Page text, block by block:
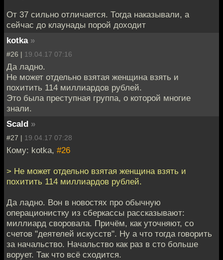
От 37 сильно отличается. Тогда наказывали, а
сейчас до клаунады порой доходит
kotka »
#26 | 19.04.17 07:16
Да ладно.
Не может отдельно взятая женщина взять и
похитить 114 миллиардов рублей.
Это была преступная группа, о которой многие
знали.
Scald »
#27 | 19.04.17 07:28
Кому: kotka, #26
> Не может отдельно взятая женщина взять и
похитить 114 миллиардов рублей.
Да ладно. Вон в новостях про обычную
операционистку из сберкассы рассказывают:
миллиард своровала. Причём, как уточняют, со
счетов "деятелей искусств". Ну а что тогда говорить
за начальство. Начальство как раз в сто больше
ворует. Так что всё сходится.